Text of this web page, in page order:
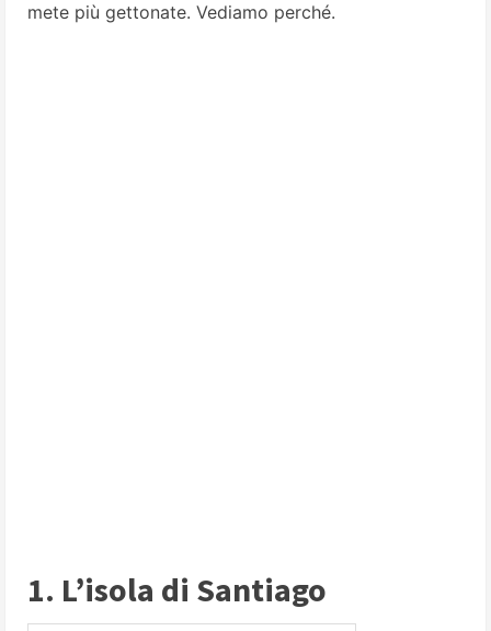
mete più gettonate. Vediamo perché.
1. L’isola di Santiago